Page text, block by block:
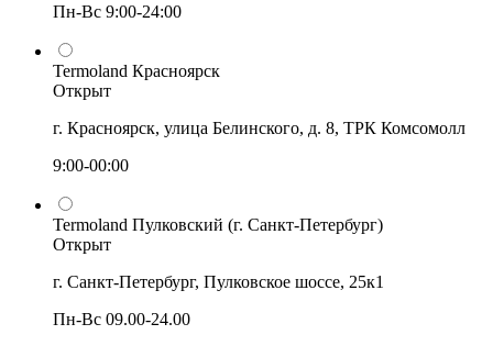
Пн-Вс 9:00-24:00
Termoland Красноярск
Открыт
г. Красноярск, улица Белинского, д. 8, ТРК Комсомолл
9:00-00:00
Termoland Пулковский (г. Санкт-Петербург)
Открыт
г. Санкт-Петербург, Пулковское шоссе, 25к1
Пн-Вс 09.00-24.00